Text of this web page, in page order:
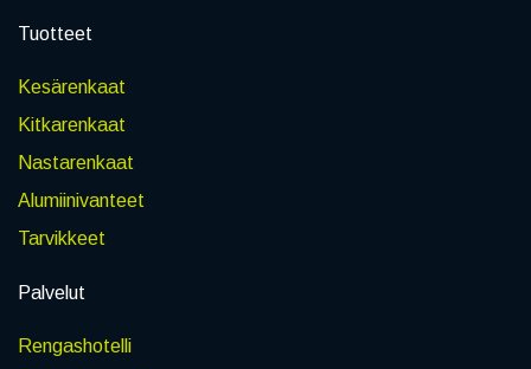
Tuotteet
Kesärenkaat
Kitkarenkaat
Nastarenkaat
Alumiinivanteet
Tarvikkeet
Palvelut
Rengashotelli